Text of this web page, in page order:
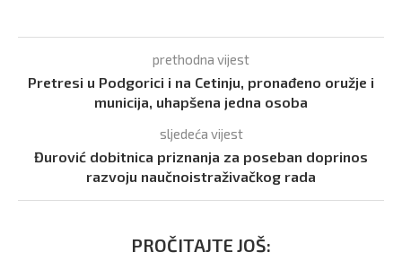
prethodna vijest
Pretresi u Podgorici i na Cetinju, pronađeno oružje i
municija, uhapšena jedna osoba
sljedeća vijest
Đurović dobitnica priznanja za poseban doprinos
razvoju naučnoistraživačkog rada
PROČITAJTE JOŠ: